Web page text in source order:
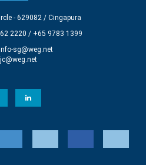
- 629082 / Cingapura
2220 / +65 9783 1399
sg@weg.net